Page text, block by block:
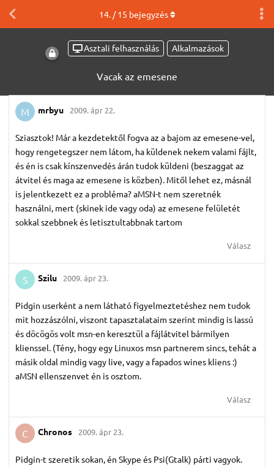
Asztali felhasználás Alkalmazások
Vacak az emesene
14. /15 bejegyzés
M mrbyu 2009. ápr 22.
Sziasztok! Már a kezdetektől fogva az a bajom az emesene-vel,
hogy rengetegszer nem látom, ha küldenek nekem valami fájlt,
és én is csak kínszenvedés árán tudok küldeni (beszaggat az
átvitel és maga az emesene is közben). Mitől lehet ez, másnál
is jelentkezett ez a probléma? aMSN-t nem szeretnék
használni, mert (skinek ide vagy oda) az emesene felületét
sokkal szebbnek és letisztultabbnak tartom
Válasz
S Szilu 2009. ápr 23.
Pidgin userként a nem látható figyelmeztetéshez nem tudok
mit hozzászólni, viszont tapasztalataim szerint mindig is lassú
és döcögös volt msn-en keresztül a fájlátvitel bármilyen
klienssel. (Tény, hogy egy Linuxos msn partnerem sincs, tehát a
másik oldal mindig vagy live, vagy a fapados wines kliens :)
aMSN ellenszenvet én is osztom.
Válasz
C Chronos 2009. ápr 23.
Pidgin-t szeretik sokan, én Skype és Psi(Gtalk) párti vagyok.